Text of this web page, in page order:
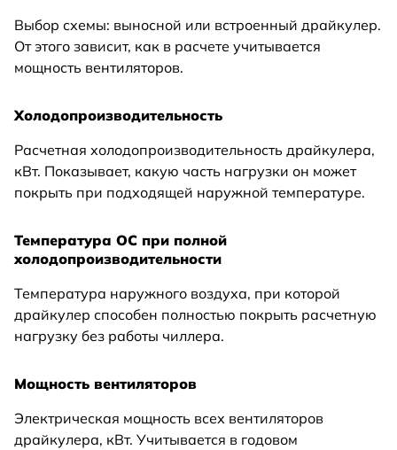
Выбор схемы: выносной или встроенный драйкулер.
От этого зависит, как в расчете учитывается
мощность вентиляторов.
Холодопроизводительность
Расчетная холодопроизводительность драйкулера,
кВт. Показывает, какую часть нагрузки он может
покрыть при подходящей наружной температуре.
Температура ОС при полной
холодопроизводительности
Температура наружного воздуха, при которой
драйкулер способен полностью покрыть расчетную
нагрузку без работы чиллера.
Мощность вентиляторов
Электрическая мощность всех вентиляторов
драйкулера, кВт. Учитывается в годовом